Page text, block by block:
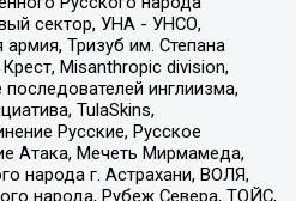
сектор, УНА - УНСО,
армия, Тризуб им. Степана
Misanthropic division,
инглиизма,
TulaSkins,
Русские, Русское
Атака, Мечеть Мирмамеда,
народа г. Астрахани, ВОЛЯ,
народа, Рубеж Севера, ТОЙС,